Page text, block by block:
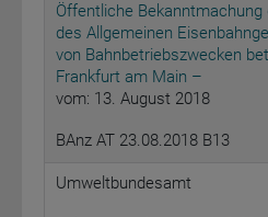
Öffentliche
des Allgemeinen
von Bahnbetriebszwecken
Frankfurt am Main –
vom: 13. August 2018
BAnz AT 23.08.2018 B13
Umweltbundesamt